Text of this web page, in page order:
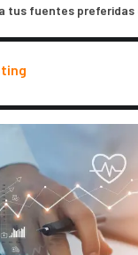
tus fuentes preferidas